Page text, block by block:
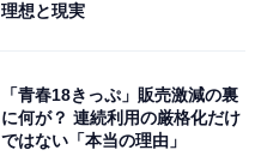
理想と現実
「青春18きっぷ」販売激減の裏
に何が？ 連続利用の厳格化だけ
ではない「本当の理由」